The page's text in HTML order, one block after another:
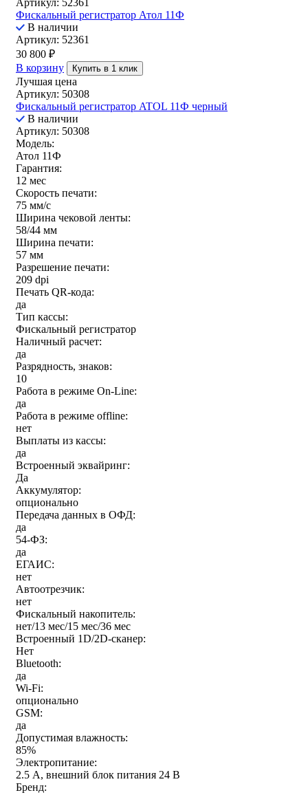
Артикул: 52361
Фискальный регистратор Атол 11Ф
В наличии
Артикул: 52361
30 800 ₽
В корзину
Купить в 1 клик
Лучшая цена
Артикул: 50308
Фискальный регистратор ATOL 11Ф черный
В наличии
Артикул: 50308
Модель:
Атол 11Ф
Гарантия:
12 мес
Скорость печати:
75 мм/с
Ширина чековой ленты:
58/44 мм
Ширина печати:
57 мм
Разрешение печати:
209 dpi
Печать QR-кода:
да
Тип кассы:
Фискальный регистратор
Наличный расчет:
да
Разрядность, знаков:
10
Работа в режиме On-Line:
да
Работа в режиме offline:
нет
Выплаты из кассы:
да
Встроенный эквайринг:
Да
Аккумулятор:
опционально
Передача данных в ОФД:
да
54-ФЗ:
да
ЕГАИС:
нет
Автоотрезчик:
нет
Фискальный накопитель:
нет/13 мес/15 мес/36 мес
Встроенный 1D/2D-сканер:
Нет
Bluetooth:
да
Wi-Fi:
опционально
GSM:
да
Допустимая влажность:
85%
Электропитание:
2.5 А, внешний блок питания 24 В
Бренд: